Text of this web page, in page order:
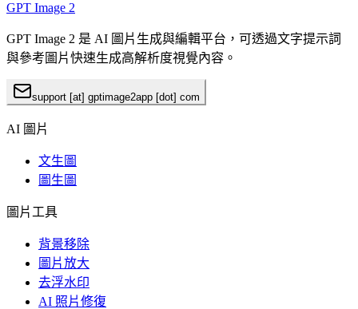
GPT Image 2
GPT Image 2 是 AI 圖片生成與編輯平台，可透過文字提示詞
與參考圖片快速生成高解析度視覺內容。
support [at] gptimage2app [dot] com
AI 圖片
文生圖
圖生圖
圖片工具
背景移除
圖片放大
去浮水印
AI 照片修復